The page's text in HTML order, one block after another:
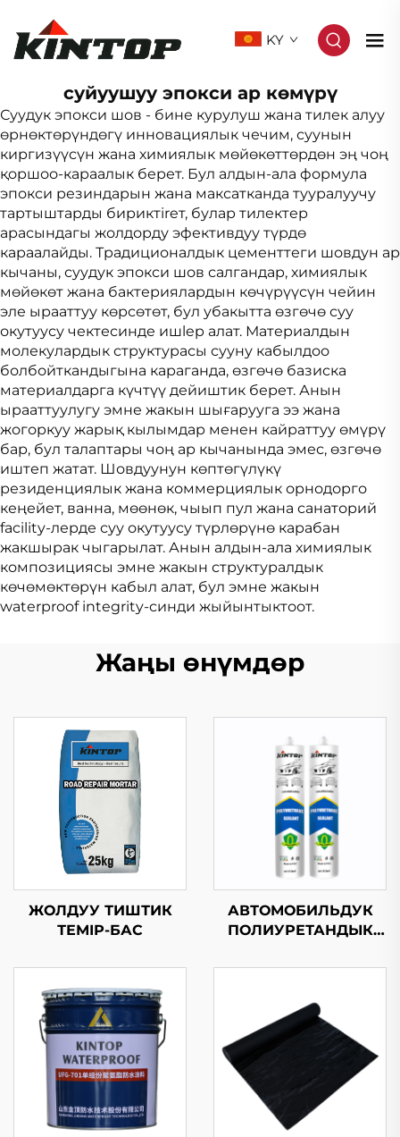
KY
суйуушуу эпокси ар көмүрү
Суудук эпокси шов - бине курулуш жана тилек алуу
өрнөктөрүндөгү инновациялык чечим, суунын
киргизүүсүн жана химиялык мөйөкөттөрдөн эң чоң
қоршоо-караалык берет. Бул алдын-ала формула
эпокси резиндарын жана максатканда тууралуучу
тартыштарды бириктireт, булар тилектер
арасындагы жолдорду эфективдуу түрдө
караалайды. Традиционалдык цементтеги шовдун ар
кычаны, суудук эпокси шов салгандар, химиялык
мөйөкөт жана бактериялардын көчүрүүсүн чейин
эле ырааттуу көрсөтөт, бул убакытта өзгөчө суу
окутуусу чектесинде ишlep алат. Материалдын
молекулардык структурасы сууну кабылдоо
болбойткандыгына караганда, өзгөчө базиска
материалдарга күчтүү дейиштик берет. Анын
ырааттуулугу эмне жакын шығарууга ээ жана
жогоркуу жарық кылымдар менен кайраттуу өмүрү
бар, бул талаптары чоң ар кычанында эмес, өзгөчө
иштеп жатат. Шовдуунун көптөгүлүкү
резиденциялык жана коммерциялык орнодорго
кеңейет, ванна, мөөнөк, чыып пул жана санаторий
facility-лерде суу окутуусу түрлөрүнө карабан
жакшырак чыгарылат. Анын алдын-ала химиялык
композициясы эмне жакын структуралдык
көчөмөктөрүн кабыл алат, бул эмне жакын
waterproof integrity-синди жыйынтыктоот.
Жаңы өнүмдөр
ЖОЛДУУ ТИШТИК
ТЕМІР-БАС
АВТОМОБИЛЬДУК
ПОЛИУРЕТАНДЫК